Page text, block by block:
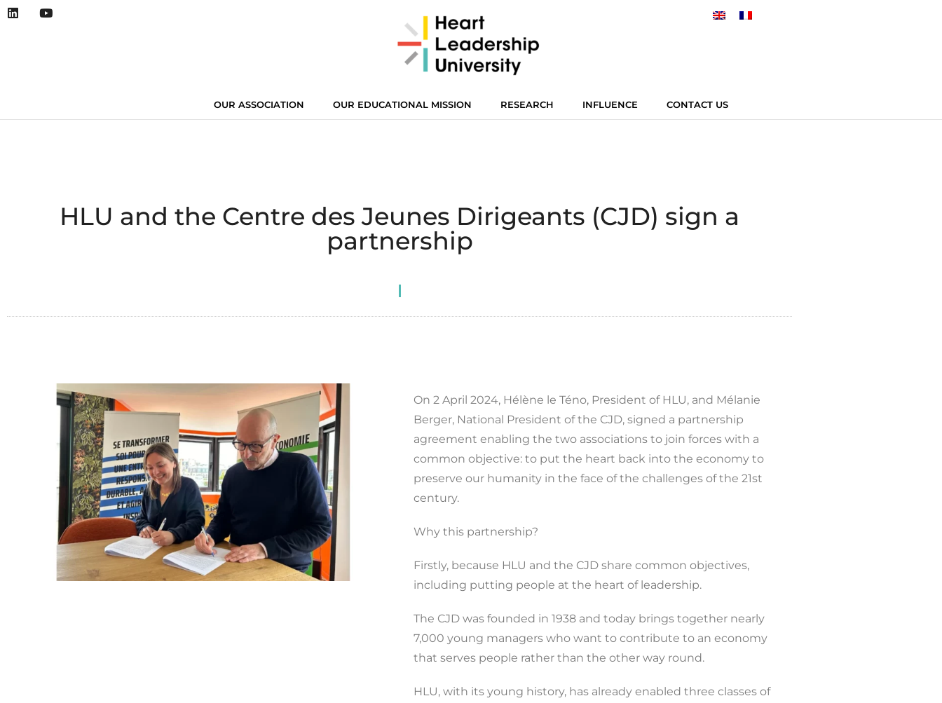
OUR ASSOCIATION OUR EDUCATIONAL MISSION RESEARCH INFLUENCE CONTACT US
HLU and the Centre des Jeunes Dirigeants (CJD) sign a
partnership
On 2 April 2024, Hélène le Téno, President of HLU, and Mélanie
Berger, National President of the CJD, signed a partnership
agreement enabling the two associations to join forces with a
common objective: to put the heart back into the economy to
preserve our humanity in the face of the challenges of the 21st
century.
Why this partnership?
Firstly, because HLU and the CJD share common objectives,
including putting people at the heart of leadership.
The CJD was founded in 1938 and today brings together nearly
7,000 young managers who want to contribute to an economy
that serves people rather than the other way round.
HLU, with its young history, has already enabled three classes of